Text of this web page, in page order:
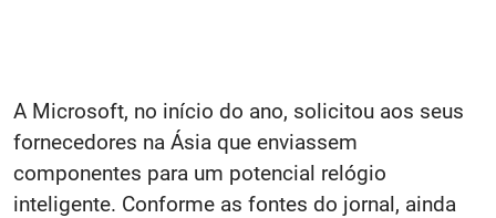
A Microsoft, no início do ano, solicitou aos seus
fornecedores na Ásia que enviassem
componentes para um potencial relógio
inteligente. Conforme as fontes do jornal, ainda